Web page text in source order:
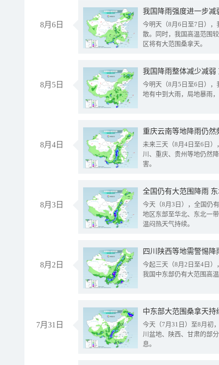
8月6日
今明天（8月6日至7日）
散。同时，我国高温范围
区将有大范围桑拿天。
8月5日
我国降雨整体减少减弱
今明天（8月5日至6日）
地有中到大雨，局地暴雨
8月4日
重庆云南等地降雨仍然
未来三天（8月4日至6日
川、重庆、贵州等地仍然
害。
8月3日
全国仍有大范围降雨
今天（8月3日），全国仍
地区东部至华北、东北一
温闷热天气持续。
8月2日
今起三天（8月2日至4日
我国中东部仍有大范围高
7月31日
中东部大范围桑拿天
今天（7月31日）至8月初
川盆地、陕西、甘肃的部
息。